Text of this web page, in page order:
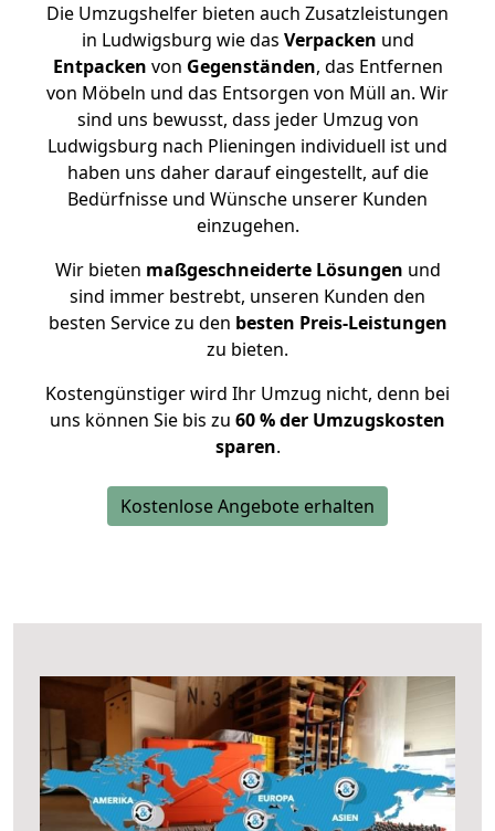
Die Umzugshelfer bieten auch Zusatzleistungen
in Ludwigsburg wie das Verpacken und
Entpacken von Gegenständen, das Entfernen
von Möbeln und das Entsorgen von Müll an. Wir
sind uns bewusst, dass jeder Umzug von
Ludwigsburg nach Plieningen individuell ist und
haben uns daher darauf eingestellt, auf die
Bedürfnisse und Wünsche unserer Kunden
einzugehen.
Wir bieten maßgeschneiderte Lösungen und
sind immer bestrebt, unseren Kunden den
besten Service zu den besten Preis-Leistungen
zu bieten.
Kostengünstiger wird Ihr Umzug nicht, denn bei
uns können Sie bis zu 60 % der Umzugskosten
sparen.
Kostenlose Angebote erhalten